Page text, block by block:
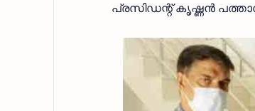
പ്രസിഡന്റ് കൃഷ്ണൻ